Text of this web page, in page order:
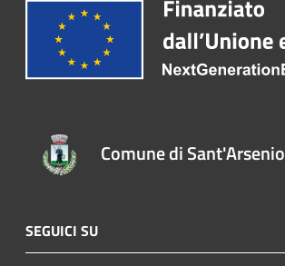
Comune di Sant'Arsenio
SEGUICI SU